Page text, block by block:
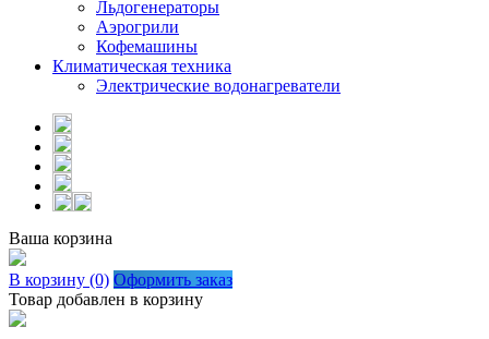
Льдогенераторы
Аэрогрили
Кофемашины
Климатическая техника
Электрические водонагреватели
Ваша корзина
В корзину (0) Оформить заказ
Товар добавлен в корзину